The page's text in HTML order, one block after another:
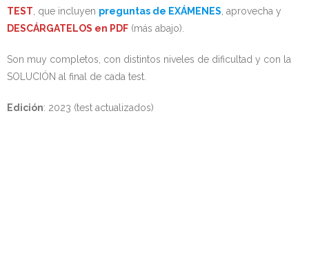
TEST , que incluyen preguntas de EXÁMENES , aprovecha y
DESCÁRGATELOS en PDF (más abajo).
Son muy completos, con distintos niveles de dificultad y con la
SOLUCIÓN al final de cada test.
Edición: 2023 (test actualizados)